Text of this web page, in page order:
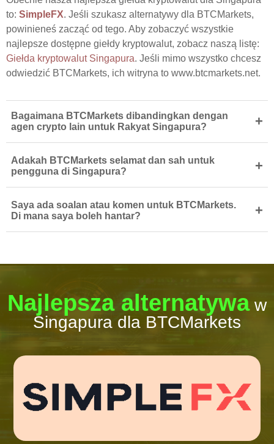
to: SimpleFX. Jeśli szukasz alternatywy dla BTCMarkets,
powinieneś zacząć od tego. Aby zobaczyć wszystkie
najlepsze dostępne giełdy kryptowalut, zobacz naszą listę:
Giełda kryptowalut Singapura. Jeśli mimo wszystko chcesz
odwiedzić BTCMarkets, ich witryna to www.btcmarkets.net.
Bagaimana BTCMarkets dibandingkan dengan
agen crypto lain untuk Rakyat Singapura?
+
Adakah BTCMarkets selamat dan sah untuk
pengguna di Singapura?
+
Saya ada soalan atau komen untuk BTCMarkets.
Di mana saya boleh hantar?
+
Najlepsza alternatywaw
Singapura dla BTCMarkets